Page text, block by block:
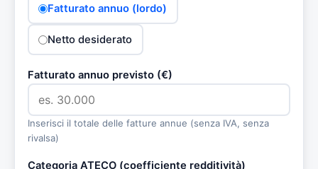
Fatturato annuo (lordo)
Netto desiderato
Fatturato annuo previsto (€)
Inserisci il totale delle fatture annue (senza IVA, senza
rivalsa)
Categoria ATECO (coefficiente redditività)